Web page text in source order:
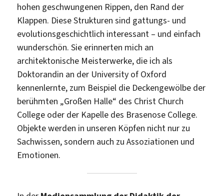
hohen geschwungenen Rippen, den Rand der
Klappen. Diese Strukturen sind gattungs- und
evolutionsgeschichtlich interessant – und einfach
wunderschön. Sie erinnerten mich an
architektonische Meisterwerke, die ich als
Doktorandin an der University of Oxford
kennenlernte, zum Beispiel die Deckengewölbe der
berühmten „Großen Halle“ des Christ Church
College oder der Kapelle des Brasenose College.
Objekte werden in unseren Köpfen nicht nur zu
Sachwissen, sondern auch zu Assoziationen und
Emotionen.